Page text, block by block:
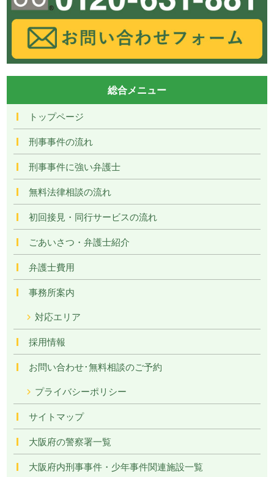
総合メニュー
トップページ
刑事事件の流れ
刑事事件に強い弁護士
無料法律相談の流れ
初回接見・同行サービスの流れ
ごあいさつ・弁護士紹介
弁護士費用
事務所案内
対応エリア
採用情報
お問い合わせ･無料相談のご予約
プライバシーポリシー
サイトマップ
大阪府の警察署一覧
大阪府内刑事事件・少年事件関連施設一覧